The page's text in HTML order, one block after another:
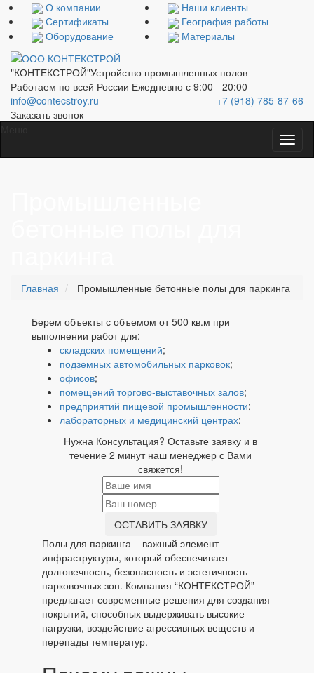
О компании
Наши клиенты
Сертификаты
География работы
Оборудование
Материалы
"КОНТЕКСТРОЙ"Устройство промышленных полов
Работаем по всей России Ежедневно с 9:00 - 20:00
info@contecstroy.ru
+7 (918) 785-87-66
Заказать звонок
Главная Промышленные бетонные полы для паркинга
Берем объекты с объемом от 500 кв.м при
выполнении работ для:
складских помещений;
подземных автомобильных парковок;
офисов;
помещений торгово-выставочных залов;
предприятий пищевой промышленности;
лабораторных и медицинский центрах;
Нужна Консультация? Оставьте заявку и в
течение 2 минут наш менеджер с Вами
свяжется!
ОСТАВИТЬ ЗАЯВКУ
Полы для паркинга – важный элемент
инфраструктуры, который обеспечивает
долговечность, безопасность и эстетичность
парковочных зон. Компания “КОНТЕКСТРОЙ”
предлагает современные решения для создания
покрытий, способных выдерживать высокие
нагрузки, воздействие агрессивных веществ и
перепады температур.